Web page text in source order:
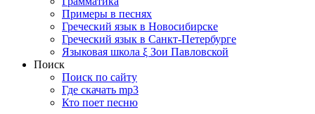
Примеры в песнях
Греческий язык в Новосибирске
Греческий язык в Санкт-Петербурге
Языковая школа ξ Зои Павловской
Поиск
Поиск по сайту
Где скачать mp3
Кто поет песню